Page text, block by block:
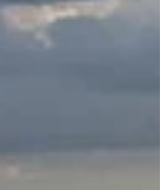
fachadas, montagem de estruturas, etc.) são
rotineiras. A Norma Regulamentadora 35 (NR35)
do Ministério do Trabalho exige medidas de pro